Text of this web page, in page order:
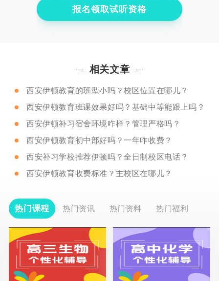
报名领取试听资格
相关文章
西安伊顿教育的班型小吗？校区位置在哪儿？
西安伊顿教育班课效果好吗？基础中等能跟上吗？
西安伊顿补习宿舍环境咋样？管理严格吗？
西安伊顿教育初中部好吗？一年咋收费？
西安补习学校推荐伊顿吗？全日制校区电话？
西安伊顿教育收费标准？主校区在哪儿？
热门课程 热门资讯 热门资料 热门福利